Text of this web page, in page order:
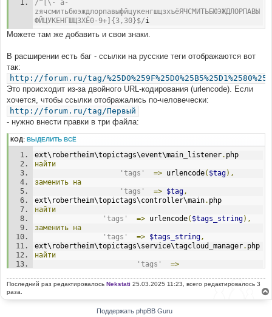
/^[\- a-
zячсмитьбюэждлорпавыфйцукенгшщзхъёЯЧСМИТЬБЮЭЖДЛОРПАВЫ
ФЙЦУКЕНГШЩЗХЁ0-9+]{3,30}$/i
Можете там же добавить и свои знаки.
В расширении есть баг - ссылки на русские теги отображаются вот
так:
http://forum.ru/tag/
Это происходит из-за двойного URL-кодирования (urlencode). Если
хочется, чтобы ссылки отображались по-человечески:
http://forum.ru/tag/Первый
- нужно внести правки в три файла:
КОД: ВЫДЕЛИТЬ ВСЁ
ext\robertheim\topictags\event\main_listener. php
найти
'tags'
=> urlencode( $tag),
заменить на
'tags'
=> $tag,
ext\robertheim\topictags\controller\main. php
найти
'tags'
=> urlencode( $tags_string),
заменить на
'tags'
=> $tags_string,
ext\robertheim\topictags\service\tagcloud_manager. php
найти
'tags'
=>
заменить на
Последний раз редактировалось Nekstati 25.03.2025 11:23, всего редактировалось 3
раза.
Поддержать phpBB Guru